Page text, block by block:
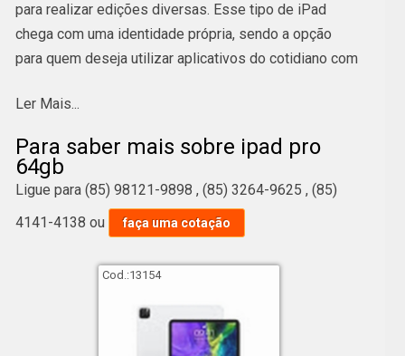
para realizar edições diversas. Esse tipo de iPad
chega com uma identidade própria, sendo a opção
para quem deseja utilizar aplicativos do cotidiano com
de diferentes idades sempre busca por eficiência
como um dos elementos principais. É importante
saber também que é aparelho que permite acesso e
promove a conexão com aparelhos eletrônicos. Confira
cabo adaptador usb para hdmi valores;
fone airpods 2 orçamento;
Ler Mais...
Para saber mais sobre ipad pro
64gb
Ligue para(85) 98121-9898 ,(85) 3264-9625 ,(85)
4141-4138 ou faça uma cotação
Cod.:13154